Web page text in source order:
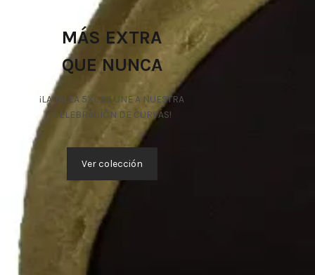
MÁS EXTRA
QUE NUNCA
¡LA TALLA 5XL SE UNE A NUESTRA
CELEBRACIÓN DE CURVAS!
Ver colección